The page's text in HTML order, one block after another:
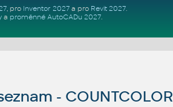
, pro Inventor 2027a pro Revit 2027.
a proměnné AutoCADu 2027.
- COUNTCOLOR